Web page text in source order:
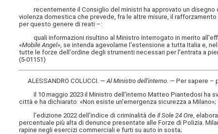
recentemente il Consiglio del ministri ha approvato un disegno
violenza domestica che prevede, fra le altre misure, il
per questo genere di reati –:
quali informazioni risultino al Ministro interrogato in merito
«Mobile Angel», se intenda agevolarne l'estensione a tutta Italia e,
tutte le forze dell'ordine degli strumenti necessari per l'entrata a
(5-01151)
ALESSANDRO COLUCCI. —Al Ministro dell'interno — Per sapere –
il 10 maggio 2023 il Ministro dell'interno Matteo Piantedosi ha
città e ha dichiarato: «Non esiste un'emergenza sicurezza a Milano»;
l'edizione 2022 dell'indice di criminalità deIl Sole 24 Ore,
percentuale più alta di denunce presentate alle Forze di Polizia.
rapine negli esercizi commerciali e furti su auto in sosta;